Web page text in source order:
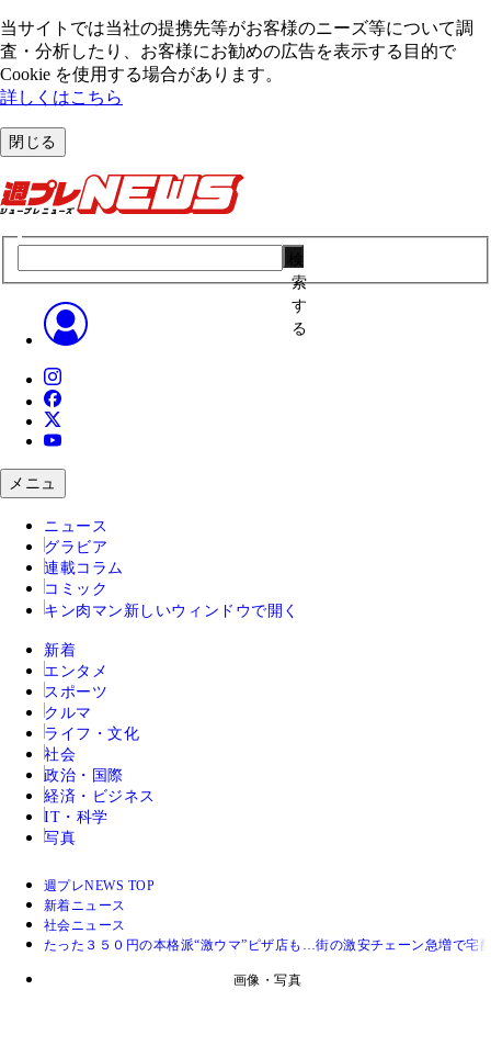
当サイトでは当社の提携先等がお客様のニーズ等について調
査・分析したり、お客様にお勧めの広告を表⽰する⽬的で
Cookie を使⽤する場合があります。
詳しくはこちら
閉じる
索
す
る
メニュ
ニュース
グラビア
連載コラム
コミック
キン肉マン 新しいウィンドウで開く
新着
エンタメ
スポーツ
クルマ
ライフ・文化
社会
政治・国際
経済・ビジネス
IT・科学
写真
週プレNEWS TOP
新着ニュース
社会ニュース
たった３５０円の本格派“激ウマ”ピザ店も…街の激安チェーン急増で宅
画像・写真